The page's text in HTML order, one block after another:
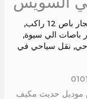
باص 12 راكب
,
باصات الي سيوة,
, نقل سياحي في
موديل حديث مكيف